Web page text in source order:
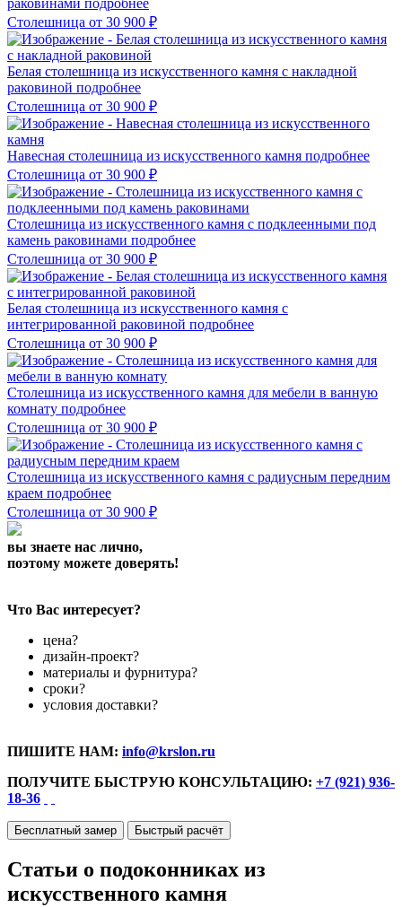
раковинами подробнее
Столешница от 30 900 ₽
Белая столешница из искусственного камня с накладной
раковиной подробнее
Столешница от 30 900 ₽
Навесная столешница из искусственного камня подробнее
Столешница от 30 900 ₽
Столешница из искусственного камня с подклеенными под
камень раковинами подробнее
Столешница от 30 900 ₽
Белая столешница из искусственного камня с
интегрированной раковиной подробнее
Столешница от 30 900 ₽
Столешница из искусственного камня для мебели в ванную
комнату подробнее
Столешница от 30 900 ₽
Столешница из искусственного камня с радиусным передним
краем подробнее
Столешница от 30 900 ₽
вы знаете нас лично,
поэтому можете доверять!
Что Вас интересует?
цена?
дизайн-проект?
материалы и фурнитура?
сроки?
условия доставки?
ПИШИТЕ НАМ: info@krslon.ru
ПОЛУЧИТЕ БЫСТРУЮ КОНСУЛЬТАЦИЮ: +7 (921) 936-
18-36
Бесплатный замер Быстрый расчёт
Статьи о подоконниках из
искусственного камня